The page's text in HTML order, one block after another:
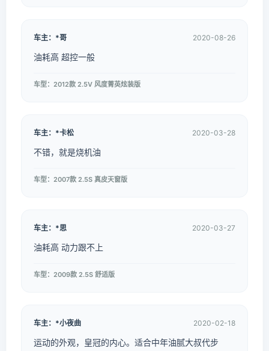
车主：*哥 2020-08-26
油耗高 超控一般
车型：2012款 2.5V 风度菁英炫装版
车主：*卡松 2020-03-28
不错，就是烧机油
车型：2007款 2.5S 真皮天窗版
车主：*思 2020-03-27
油耗高 动力跟不上
车型：2009款 2.5S 舒适版
车主：*小夜曲 2020-02-18
运动的外观，皇冠的内心。适合中年油腻大叔代步